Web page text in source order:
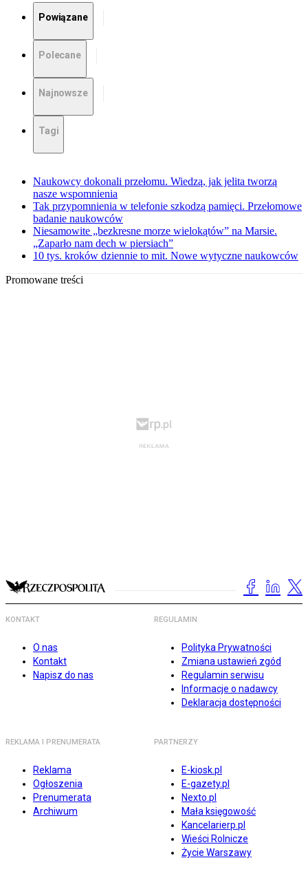
Powiązane
Polecane
Najnowsze
Tagi
Naukowcy dokonali przełomu. Wiedzą, jak jelita tworzą
nasze wspomnienia
Tak przypomnienia w telefonie szkodzą pamięci. Przełomowe
badanie naukowców
Niesamowite „bezkresne morze wielokątów” na Marsie.
„Zaparło nam dech w piersiach”
10 tys. kroków dziennie to mit. Nowe wytyczne naukowców
Promowane treści
KONTAKT
O nas
Kontakt
Napisz do nas
REGULAMIN
Polityka Prywatności
Zmiana ustawień zgód
Regulamin serwisu
Informacje o nadawcy
Deklaracja dostępności
REKLAMA I PRENUMERATA
Reklama
Ogłoszenia
Prenumerata
Archiwum
PARTNERZY
E-kiosk.pl
E-gazety.pl
Nexto.pl
Mała księgowość
Kancelarierp.pl
Wieści Rolnicze
Życie Warszawy